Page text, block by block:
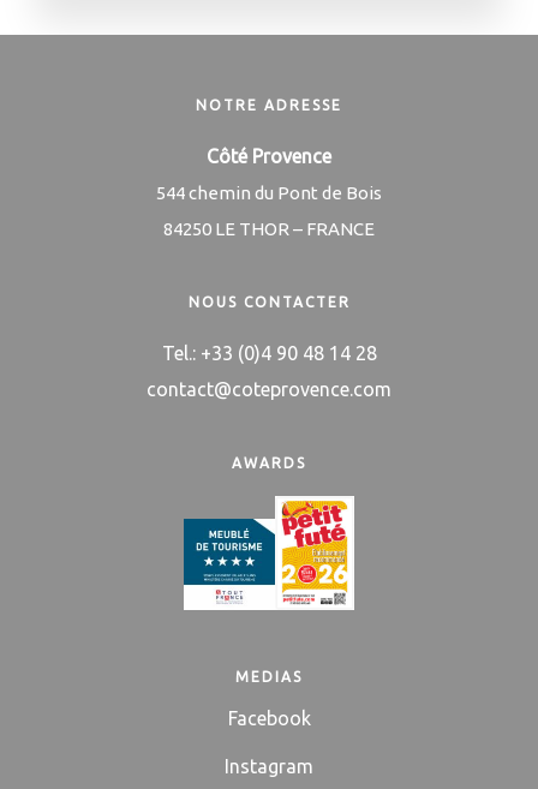
NOTRE ADRESSE
Côté Provence
544 chemin du Pont de Bois
84250 LE THOR – FRANCE
NOUS CONTACTER
Tel.: +33 (0)4 90 48 14 28
contact@coteprovence.com
AWARDS
MEDIAS
Facebook
Instagram